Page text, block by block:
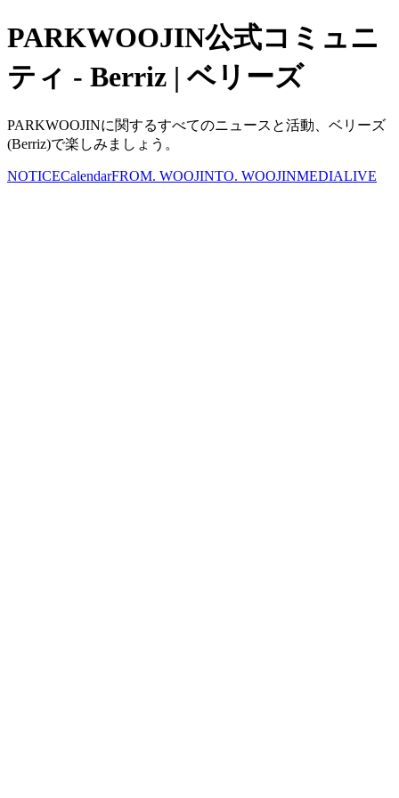
PARKWOOJIN公式コミュニ
ティ - Berriz | ベリーズ
PARKWOOJINに関するすべてのニュースと活動、ベリーズ
(Berriz)で楽しみましょう。
NOTICECalendarFROM. WOOJINTO. WOOJINMEDIALIVE